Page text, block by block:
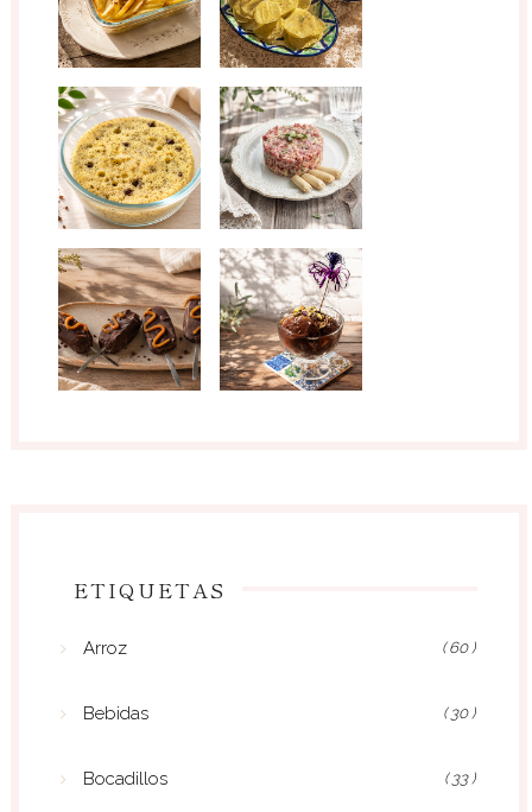
ETIQUETAS
Arroz ( 60 )
Bebidas ( 30 )
Bocadillos ( 33 )